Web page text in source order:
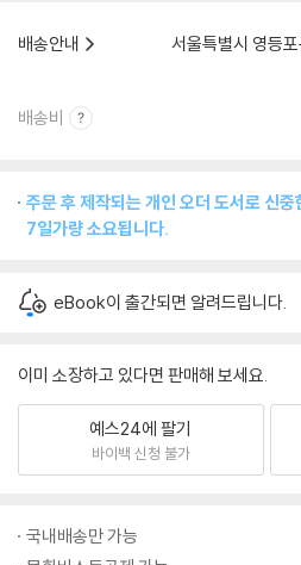
배송안내
서울특별시 영등
배송비
주문 후 제작되는 개인 오더 도서로 신
7일가량 소요됩니다.
eBook이 출간되면 알려드립니다.
이미 소장하고 있다면 판매해 보세요.
예스24에 팔기
바이백 신청 불가
국내배송만 가능